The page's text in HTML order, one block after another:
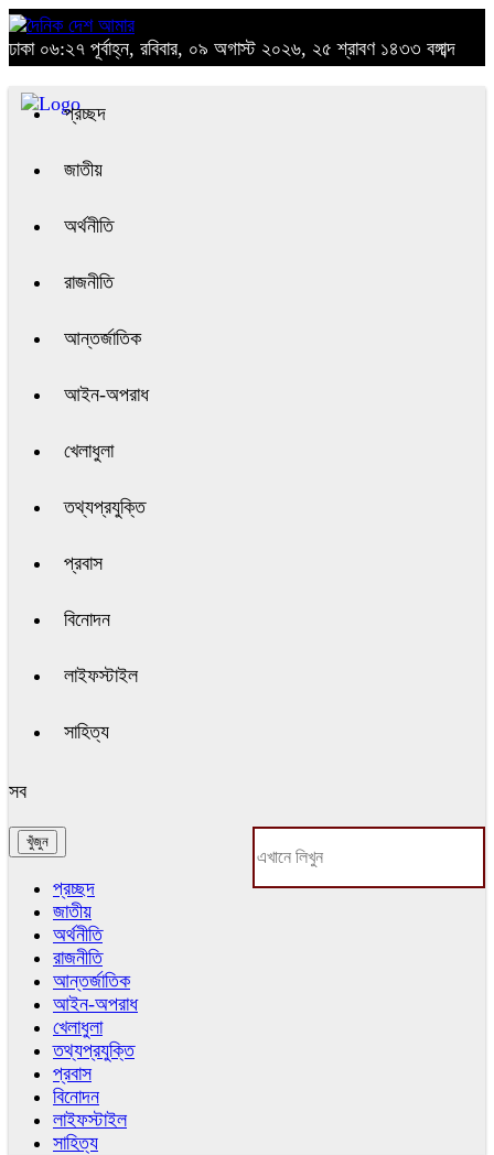
ঢাকা ০৬:২৭ পূর্বাহ্ন, রবিবার, ০৯ অগাস্ট ২০২৬, ২৫ শ্রাবণ ১৪৩৩ বঙ্গাব্দ
প্রচ্ছদ
জাতীয়
অর্থনীতি
রাজনীতি
আন্তর্জাতিক
আইন-অপরাধ
খেলাধুলা
তথ্যপ্রযুক্তি
প্রবাস
বিনোদন
লাইফস্টাইল
সাহিত্য
সব
প্রচ্ছদ
জাতীয়
অর্থনীতি
রাজনীতি
আন্তর্জাতিক
আইন-অপরাধ
খেলাধুলা
তথ্যপ্রযুক্তি
প্রবাস
বিনোদন
লাইফস্টাইল
সাহিত্য